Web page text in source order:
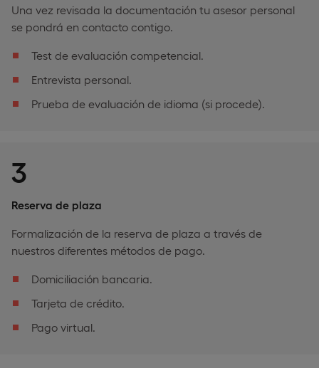
Una vez revisada la documentación tu asesor personal
se pondrá en contacto contigo.
Test de evaluación competencial.
Entrevista personal.
Prueba de evaluación de idioma (si procede).
3
Reserva de plaza
Formalización de la reserva de plaza a través de
nuestros diferentes métodos de pago.
Domiciliación bancaria.
Tarjeta de crédito.
Pago virtual.